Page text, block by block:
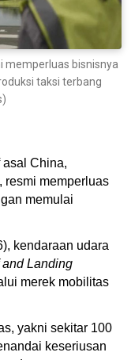
memperluas bisnisnya
taksi terbang
asal China,
resmi memperluas
memulai
kendaraan udara
and Landing
merek mobilitas
yakni sekitar 100
keseriusan